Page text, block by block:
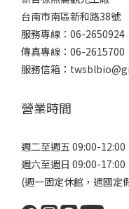
台南市南區新和路38號
服務專線：06-2650924
傳真專線：06-2615700
服務信箱：
營業時間
週二至週五 09:00-
週六至週日 09:00-17:00
(週一固定休館，遇國定